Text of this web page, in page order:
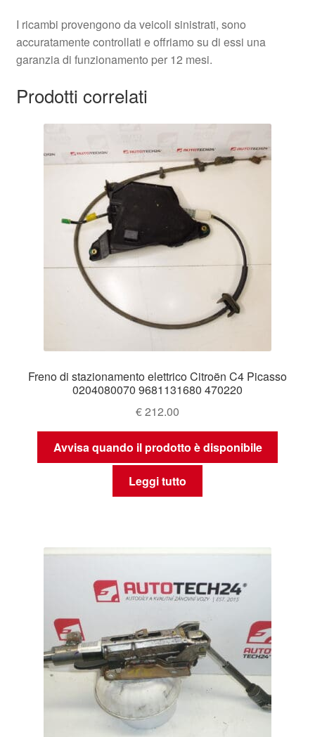
I ricambi provengono da veicoli sinistrati, sono
accuratamente controllati e offriamo su di essi una
garanzia di funzionamento per 12 mesi.
Prodotti correlati
Freno di stazionamento elettrico Citroën C4 Picasso
0204080070 9681131680 470220
€212.00
Avvisa quando il prodotto è disponibile
Leggi tutto